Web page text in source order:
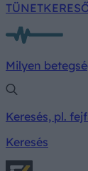
Milyen
Keresés, pl.
Keresés